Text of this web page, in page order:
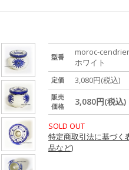
型番
moroc-
ホワイト
定価 3,080円(税込)
販売
価格
3,080円(税込)
SOLD OUT
特定商取引法に基づく
品など)